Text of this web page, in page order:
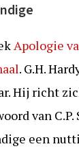
Apologie
. G.H.
Hij richt
van C.P.
een